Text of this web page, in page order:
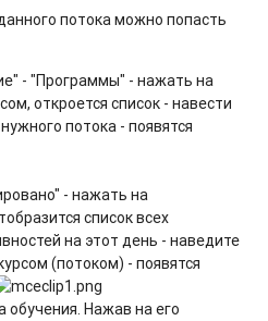
потока можно попасть
- "Программы" - нажать на
откроется список - навести
потока - появятся
- нажать на
список всех
на этот день - наведите
(потоком) - появятся
обучения. Нажав на его